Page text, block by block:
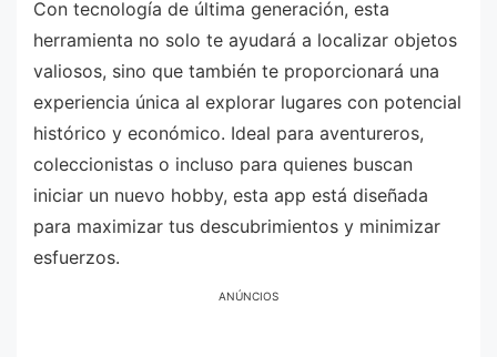
Con tecnología de última generación, esta
herramienta no solo te ayudará a localizar objetos
valiosos, sino que también te proporcionará una
experiencia única al explorar lugares con potencial
histórico y económico. Ideal para aventureros,
coleccionistas o incluso para quienes buscan
iniciar un nuevo hobby, esta app está diseñada
para maximizar tus descubrimientos y minimizar
esfuerzos.
ANÚNCIOS